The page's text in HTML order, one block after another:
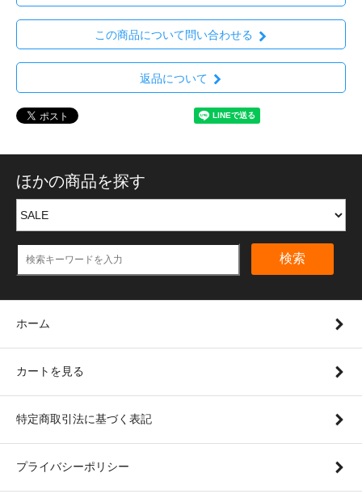
この商品について問い合わせる
返品について
ほかの商品を探す
検索
ホーム
カートを見る
特定商取引法に基づく表記
プライバシーポリシー